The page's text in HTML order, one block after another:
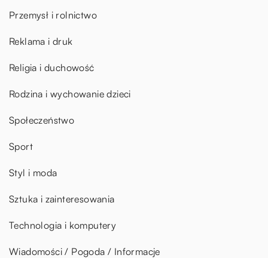
Przemysł i rolnictwo
Reklama i druk
Religia i duchowość
Rodzina i wychowanie dzieci
Społeczeństwo
Sport
Styl i moda
Sztuka i zainteresowania
Technologia i komputery
Wiadomości / Pogoda / Informacje